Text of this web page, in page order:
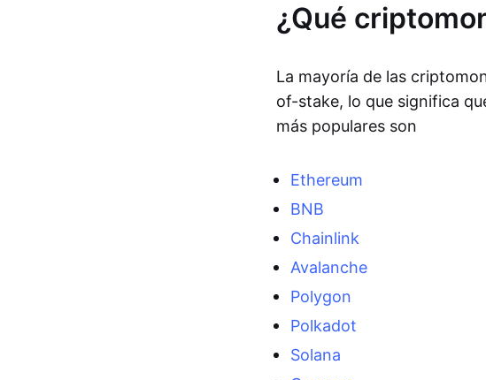
¿Qué
La mayoría de las
of-stake, lo que significa
más populares son
Ethereum
BNB
Chainlink
Avalanche
Polygon
Polkadot
Solana